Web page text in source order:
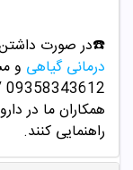
☎️در صورت داشتن
درمانی گیاهی و
09358343612 / 02165389693
همکاران ما در
راهنمایی کنند.